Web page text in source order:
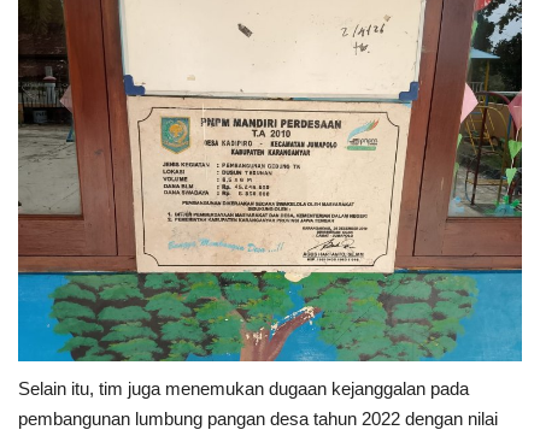
Selain itu, tim juga menemukan dugaan kejanggalan pada
pembangunan lumbung pangan desa tahun 2022 dengan nilai